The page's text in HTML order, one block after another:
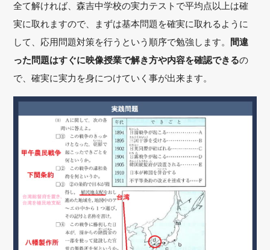
全て解ければ、森吉中学校の実力テストで平均点以上は確
実に取れますので、まずは基本問題を確実に取れるように
して、応用問題対策を行うという順序で勉強します。 間違
った問題はすぐに映像授業で解き方や内容を確認できるの
で、確実に実力を身につけていく事が出来ます。